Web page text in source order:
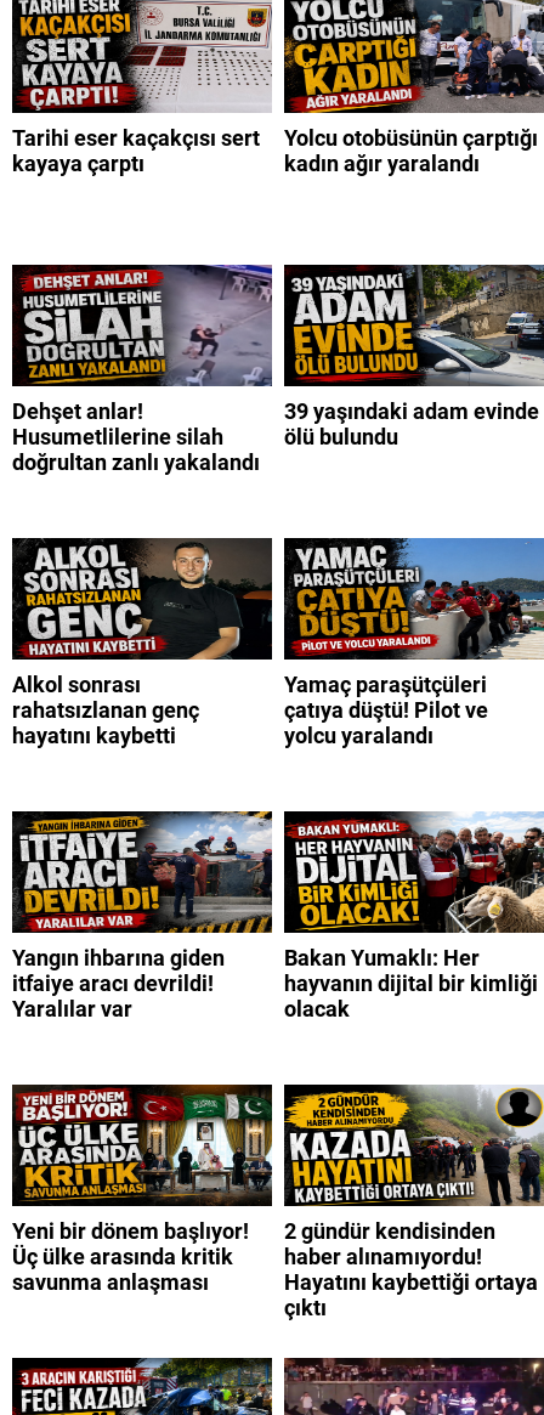
Tarihi eser kaçakçısı sert
kayaya çarptı
Yolcu otobüsünün çarptığı
kadın ağır yaralandı
Dehşet anlar!
Husumetlilerine silah
doğrultan zanlı yakalandı
39 yaşındaki adam evinde
ölü bulundu
Alkol sonrası
rahatsızlanan genç
hayatını kaybetti
Yamaç paraşütçüleri
çatıya düştü! Pilot ve
yolcu yaralandı
Yangın ihbarına giden
itfaiye aracı devrildi!
Yaralılar var
Bakan Yumaklı: Her
hayvanın dijital bir kimliği
olacak
Yeni bir dönem başlıyor!
Üç ülke arasında kritik
savunma anlaşması
2 gündür kendisinden
haber alınamıyordu!
Hayatını kaybettiği ortaya
çıktı